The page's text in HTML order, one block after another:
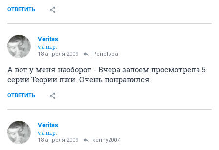
ОТВЕТИТЬ
Veritas
v.a.m.p.
18 апреля 2009 Penelopa
А вот у меня наоборот - Вчера запоем просмотрела 5
серий Теории лжи. Очень понравился.
ОТВЕТИТЬ
Veritas
v.a.m.p.
18 апреля 2009 kenny2007